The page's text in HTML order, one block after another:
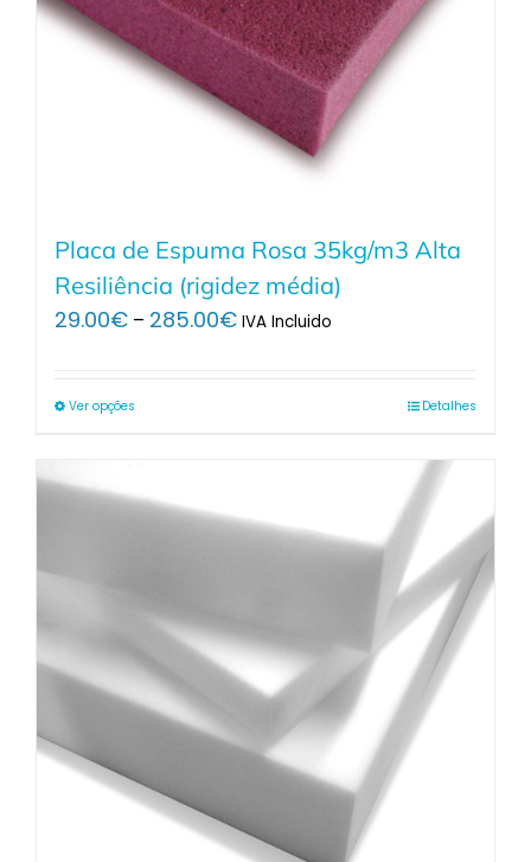
Placa de Espuma Rosa 35kg/m3 Alta
Resiliência (rigidez média)
29.00€ – 285.00€Price
IVA Incluido
Ver opções Detalhes